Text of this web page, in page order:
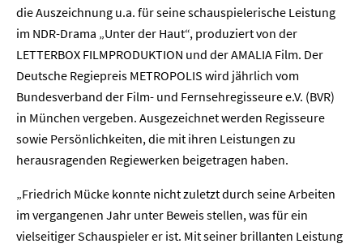
die Auszeichnung u.a. für seine schauspielerische Leistung
im NDR-Drama „Unter der Haut“, produziert von der
LETTERBOX FILMPRODUKTION und der AMALIA Film. Der
Deutsche Regiepreis METROPOLIS wird jährlich vom
Bundesverband der Film- und Fernsehregisseure e.V. (BVR)
in München vergeben. Ausgezeichnet werden Regisseure
sowie Persönlichkeiten, die mit ihren Leistungen zu
herausragenden Regiewerken beigetragen haben.
„Friedrich Mücke konnte nicht zuletzt durch seine Arbeiten
im vergangenen Jahr unter Beweis stellen, was für ein
vielseitiger Schauspieler er ist. Mit seiner brillanten Leistung